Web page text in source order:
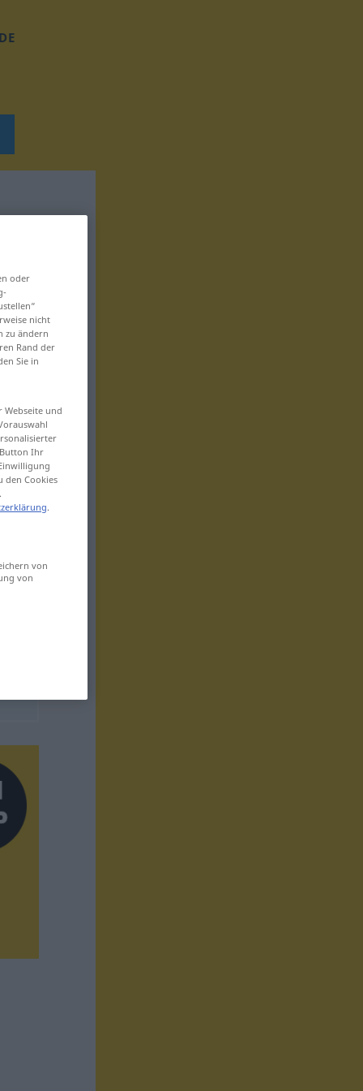
oder
nicht
zu ändern
Rand der
Sie in
und
Ihr
den Cookies
.
von
von